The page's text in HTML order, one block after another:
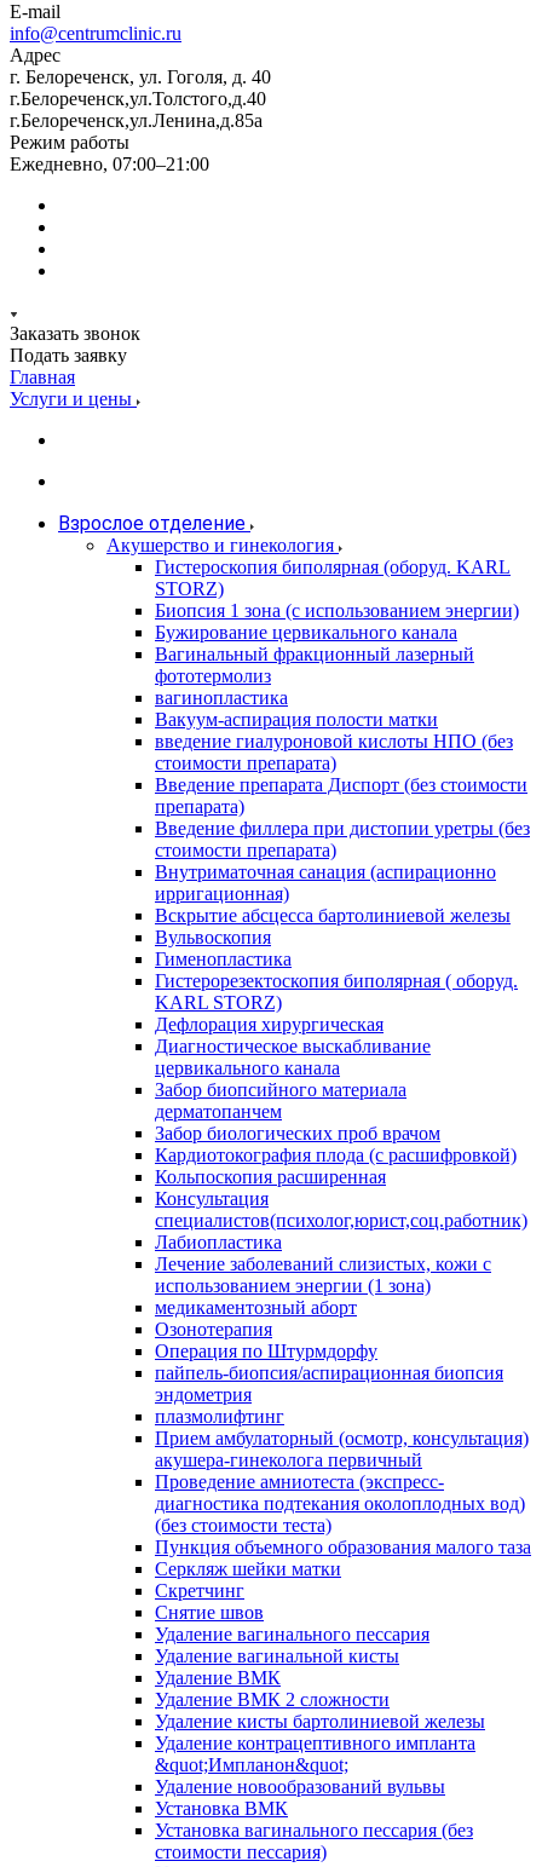
E-mail
info@centrumclinic.ru
Адрес
г. Белореченск, ул. Гоголя, д. 40
г.Белореченск,ул.Толстого,д.40
г.Белореченск,ул.Ленина,д.85а
Режим работы
Ежедневно, 07:00–21:00
Заказать звонок
Подать заявку
Главная
Услуги и цены
Взрослое отделение
Акушерство и гинекология
Гистероскопия биполярная (оборуд. KARL
STORZ)
Биопсия 1 зона (с использованием энергии)
Бужирование цервикального канала
Вагинальный фракционный лазерный
фототермолиз
вагинопластика
Вакуум-аспирация полости матки
введение гиалуроновой кислоты НПО (без
стоимости препарата)
Введение препарата Диспорт (без стоимости
препарата)
Введение филлера при дистопии уретры (без
стоимости препарата)
Внутриматочная санация (аспирационно
ирригационная)
Вскрытие абсцесса бартолиниевой железы
Вульвоскопия
Гименопластика
Гистерорезектоскопия биполярная ( оборуд.
KARL STORZ)
Дефлорация хирургическая
Диагностическое выскабливание
цервикального канала
Забор биопсийного материала
дерматопанчем
Забор биологических проб врачом
Кардиотокография плода (с расшифровкой)
Кольпоскопия расширенная
Консультация
специалистов(психолог,юрист,соц.работник)
Лабиопластика
Лечение заболеваний слизистых, кожи с
использованием энергии (1 зона)
медикаментозный аборт
Озонотерапия
Операция по Штурмдорфу
пайпель-биопсия/аспирационная биопсия
эндометрия
плазмолифтинг
Прием амбулаторный (осмотр, консультация)
акушера-гинеколога первичный
Проведение амниотеста (экспресс-
диагностика подтекания околоплодных вод)
(без стоимости теста)
Пункция объемного образования малого таза
Серкляж шейки матки
Скретчинг
Снятие швов
Удаление вагинального пессария
Удаление вагинальной кисты
Удаление ВМК
Удаление ВМК 2 сложности
Удаление кисты бартолиниевой железы
Удаление контрацептивного импланта
&quot;Импланон&quot;
Удаление новообразований вульвы
Установка ВМК
Установка вагинального пессария (без
стоимости пессария)